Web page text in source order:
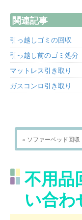
関連記事
引っ越しゴミの回収
引っ越し前のゴミ処分
マットレス引き取り
ガスコンロ引き取り
« ソファーベッド回収
不用品
い合わ